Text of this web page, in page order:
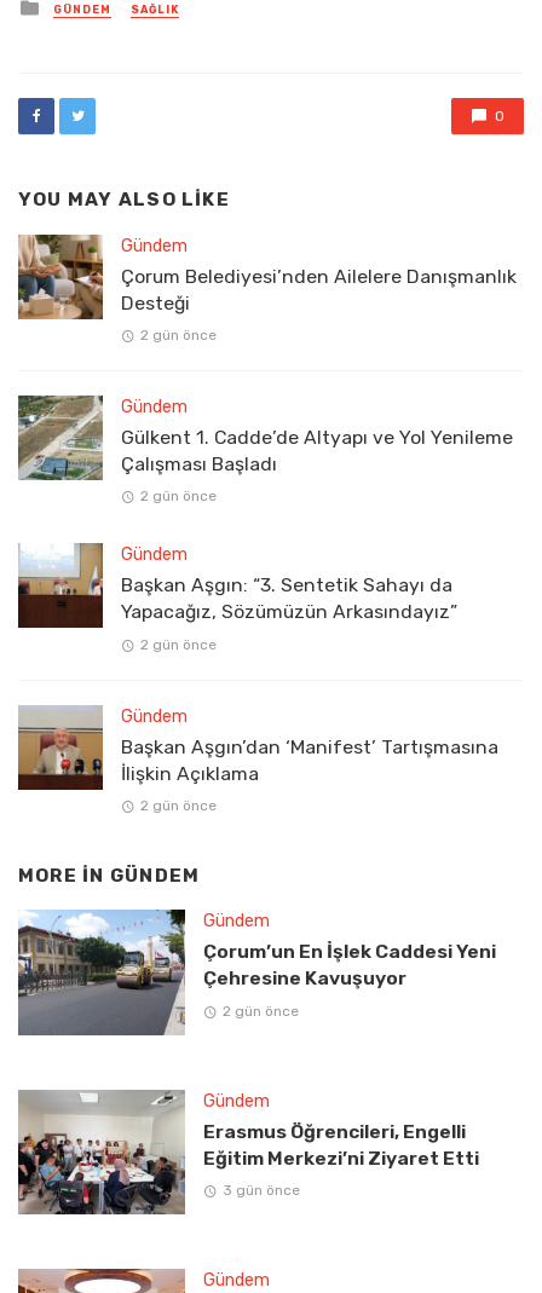
in
GÜNDEM SAĞLIK
0
YOU MAY ALSO LIKE
Gündem
Çorum Belediyesi’nden Ailelere Danışmanlık
Desteği
2 gün önce
Gündem
Gülkent 1. Cadde’de Altyapı ve Yol Yenileme
Çalışması Başladı
2 gün önce
Gündem
Başkan Aşgın: “3. Sentetik Sahayı da
Yapacağız, Sözümüzün Arkasındayız”
2 gün önce
Gündem
Başkan Aşgın’dan ‘Manifest’ Tartışmasına
İlişkin Açıklama
2 gün önce
MORE IN GÜNDEM
Gündem
Çorum’un En İşlek Caddesi Yeni
Çehresine Kavuşuyor
2 gün önce
Gündem
Erasmus Öğrencileri, Engelli
Eğitim Merkezi’ni Ziyaret Etti
3 gün önce
Gündem